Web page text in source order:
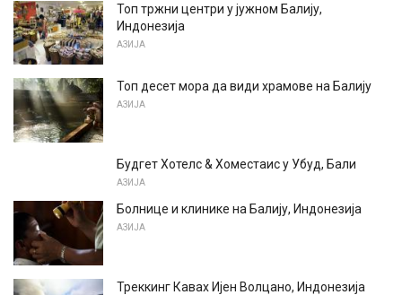
Топ тржни центри у јужном Балију,
Индонезија
АЗИЈА
Топ десет мора да види храмове на Балију
АЗИЈА
Будгет Хотелс & Хоместаис у Убуд, Бали
АЗИЈА
Болнице и клинике на Балију, Индонезија
АЗИЈА
Треккинг Кавах Ијен Волцано, Индонезија